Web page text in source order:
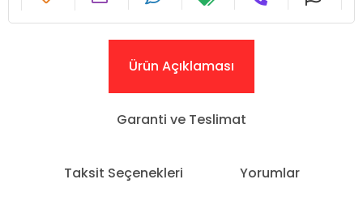
Ürün Açıklaması
Garanti ve Teslimat
Taksit Seçenekleri Yorumlar